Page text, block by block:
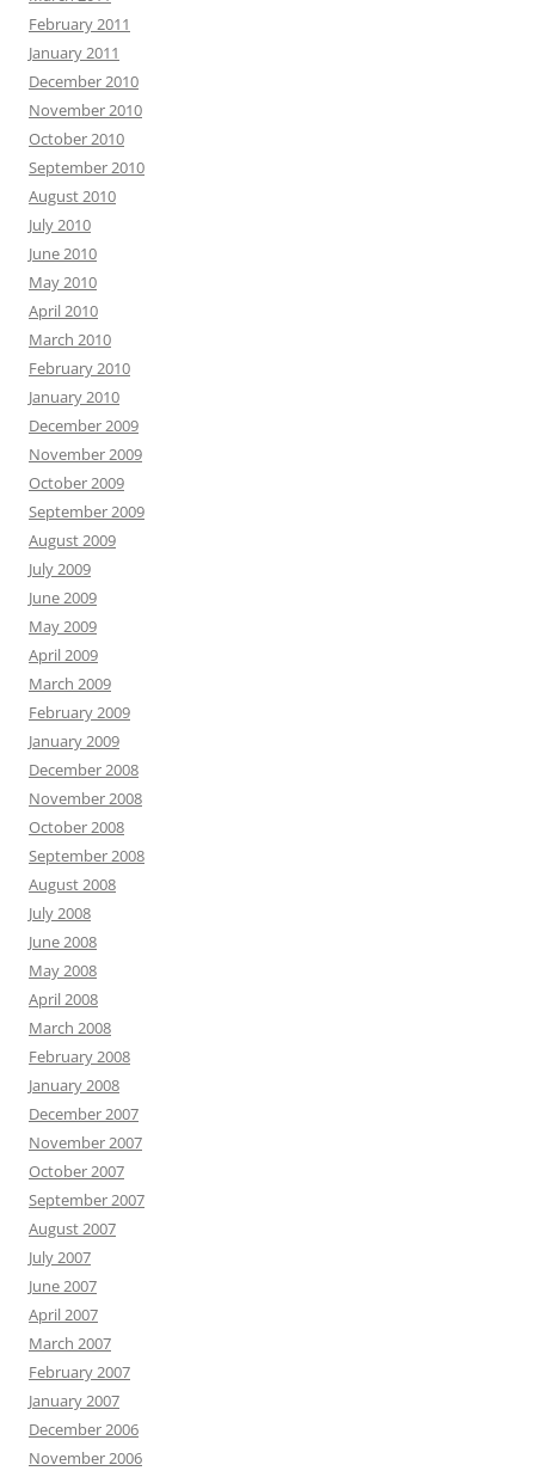
February 2011
January 2011
December 2010
November 2010
October 2010
September 2010
August 2010
July 2010
June 2010
May 2010
April 2010
March 2010
February 2010
January 2010
December 2009
November 2009
October 2009
September 2009
August 2009
July 2009
June 2009
May 2009
April 2009
March 2009
February 2009
January 2009
December 2008
November 2008
October 2008
September 2008
August 2008
July 2008
June 2008
May 2008
April 2008
March 2008
February 2008
January 2008
December 2007
November 2007
October 2007
September 2007
August 2007
July 2007
June 2007
April 2007
March 2007
February 2007
January 2007
December 2006
November 2006